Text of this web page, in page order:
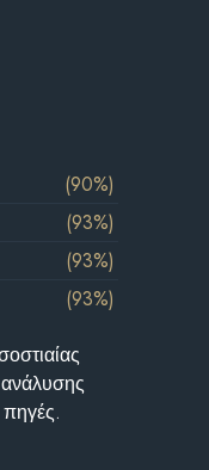
(90%)
(93%)
(93%)
(93%)